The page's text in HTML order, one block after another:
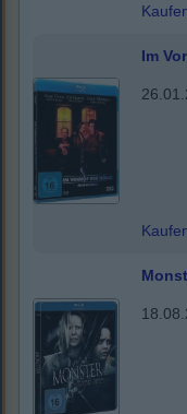
Im